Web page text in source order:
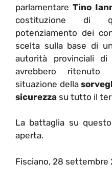
parlamentare Tino
costituzione di
potenziamento dei
scelta sulla base di
autorità provinciali di
avrebbero ritenuto
situazione della
sicurezza su tutto il
La battaglia su
aperta.
Fisciano, 28 settembre